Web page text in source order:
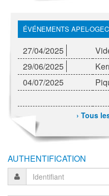
ÉVÉNEMENTS APEL-OGEC
27/04/2025
29/06/2025
04/07/2025
› Tous
AUTHENTIFICATION